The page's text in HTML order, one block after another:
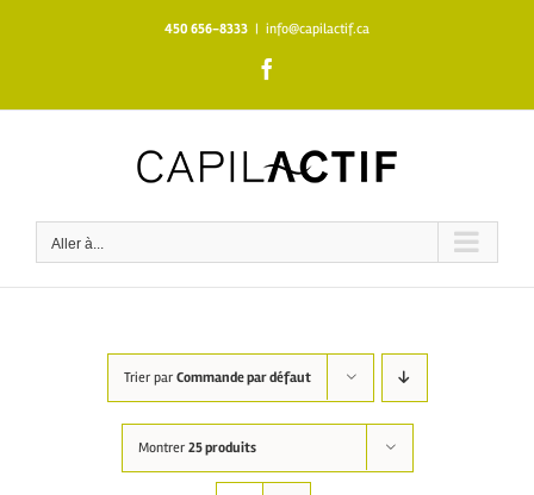
450 656-8333 | info@capilactif.ca
Aller à...
Trier par Commande par défaut
Montrer 25 produits